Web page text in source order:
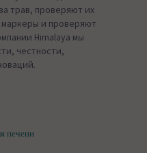
трав, проверяют их
и проверяют
Himalaya мы
честности,
печени